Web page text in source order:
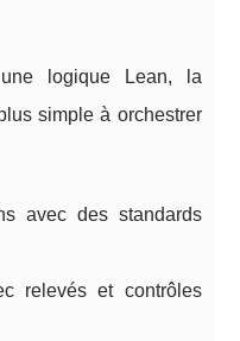
logique Lean, la
simple à orchestrer
avec des standards
relevés et contrôles